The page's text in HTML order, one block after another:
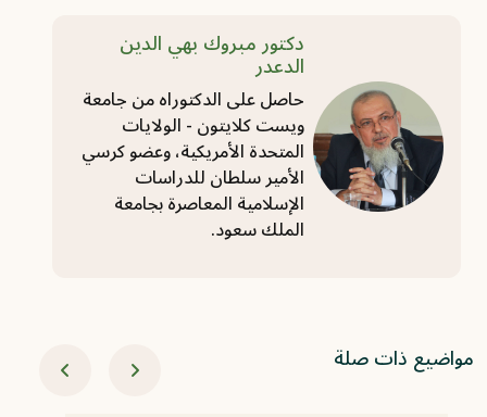
دكتور مبروك بهي الدين
الدعدر
حاصل على الدكتوراه من جامعة
ويست كلايتون - الولايات
المتحدة الأمريكية، وعضو كرسي
الأمير سلطان للدراسات
الإسلامية المعاصرة بجامعة
الملك سعود.
مواضيع ذات صلة